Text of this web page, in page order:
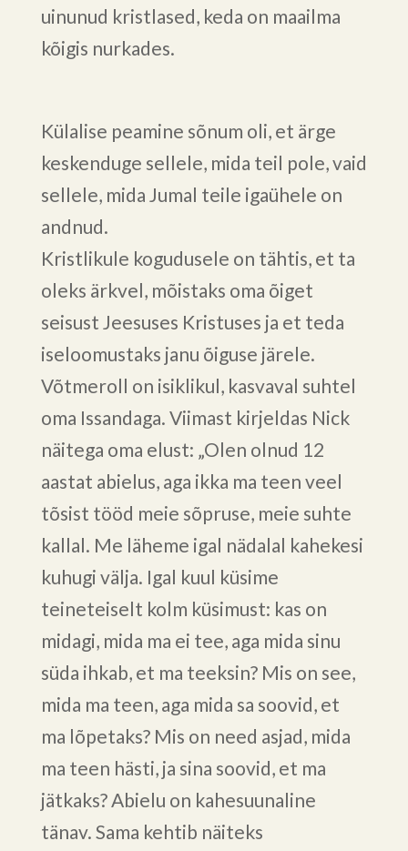
uinunud kristlased, keda on maailma
kõigis nurkades.
Külalise peamine sõnum oli, et ärge
keskenduge sellele, mida teil pole, vaid
sellele, mida Jumal teile igaühele on
andnud.
Kristlikule kogudusele on tähtis, et ta
oleks ärkvel, mõistaks oma õiget
seisust Jeesuses Kristuses ja et teda
iseloomustaks janu õiguse järele.
Võtmeroll on isiklikul, kasvaval suhtel
oma Issandaga. Viimast kirjeldas Nick
näitega oma elust: „Olen olnud 12
aastat abielus, aga ikka ma teen veel
tõsist tööd meie sõpruse, meie suhte
kallal. Me läheme igal nädalal kahekesi
kuhugi välja. Igal kuul küsime
teineteiselt kolm küsimust: kas on
midagi, mida ma ei tee, aga mida sinu
süda ihkab, et ma teeksin? Mis on see,
mida ma teen, aga mida sa soovid, et
ma lõpetaks? Mis on need asjad, mida
ma teen hästi, ja sina soovid, et ma
jätkaks? Abielu on kahesuunaline
tänav. Sama kehtib näiteks